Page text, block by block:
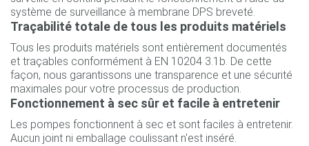
système de surveillance à membrane DPS breveté.
Traçabilité totale de tous les produits matériels
Tous les produits matériels sont entièrement documentés
et traçables conformément à EN 10204 3.1b. De cette
façon, nous garantissons une transparence et une sécurité
maximales pour votre processus de production.
Fonctionnement à sec sûr et facile à entretenir
Les pompes fonctionnent à sec et sont faciles à entretenir.
Aucun joint ni emballage coulissant n'est inséré.